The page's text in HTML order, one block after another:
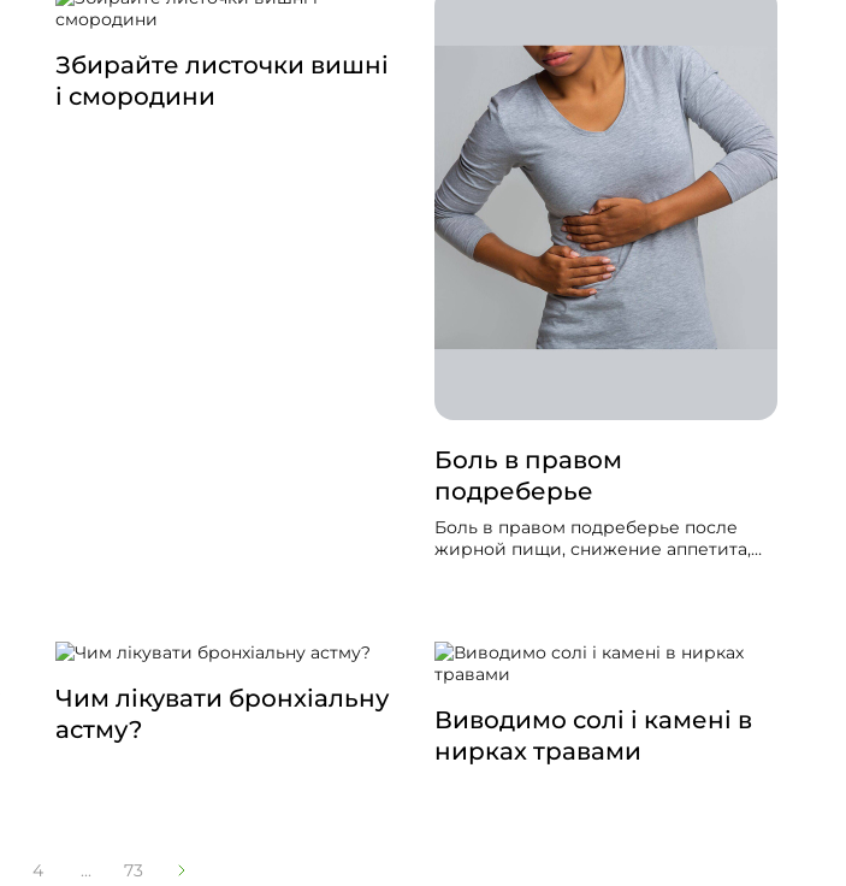
Збирайте листочки вишні
і смородини
Боль в правом
подреберье
Боль в правом подреберье после
жирной пищи, снижение аппетита,
анализов пока «чистые».
Чим лікувати бронхіальну
астму?
Виводимо солі і камені в
нирках травами
4 ... 73